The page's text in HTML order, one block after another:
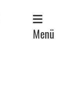
Menü